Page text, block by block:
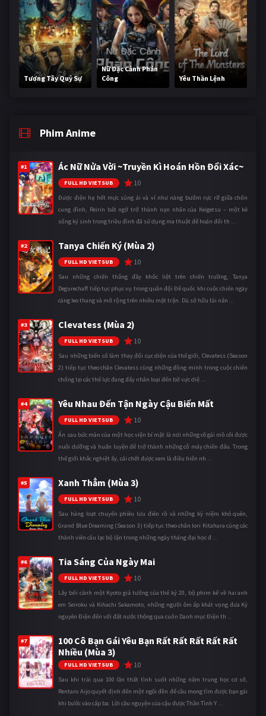
Tương Tây Quỷ Sự
Nữ Đặc Cảnh Phản
Công
Yêu Thần Lệnh
Phim Anime
#1 Ác Nữ Nửa Vời ~Truyền Kì Hoán Hồn Đổi Xác~
FULL HD VIETSUB 10
Được điện hạ hết mực sủng ái và ví như nàng bướm rực rỡ giữa chốn
cung đình, Reirin bất ngờ trở thành nạn nhân của Keigetsu – một kẻ
sống ký sinh trong triều đình đã sử dụng ma thuật để hoán đổi th ...
#2 Tanya Chiến Ký (Mùa 2)
FULL HD VIETSUB 10
Sau những chiến thắng đầy khốc liệt trên chiến trường, Tanya
Degurechaff tiếp tục phục vụ trong quân đội Đế quốc khi cuộc chiến ngày
càng leo thang và mở rộng trên nhiều mặt trận. Dù sở hữu tài năn ...
#3 Clevatess (Mùa 2)
FULL HD VIETSUB 10
Sau những biến cố làm thay đổi cục diện của thế giới, Clevatess (Season
2) tiếp tục theo chân Clevatess cùng những đồng minh trong cuộc chiến
chống lại các thế lực đang đẩy nhân loại đến bờ vực diệ ...
#4 Yêu Nhau Đến Tận Ngày Cậu Biến Mất
FULL HD VIETSUB 10
Ẩn sau bức màn của một học viện bí mật là nơi những cô gái mồ côi được
nuôi dưỡng và huấn luyện để trở thành những cỗ máy chiến đấu. Trong
thế giới khắc nghiệt ấy, cái chết được xem là điều hiển nh ...
#5 Xanh Thẳm (Mùa 3)
FULL HD VIETSUB 10
Sau hàng loạt chuyến phiêu lưu điên rồ và những kỷ niệm khó quên,
Grand Blue Dreaming (Season 3) tiếp tục theo chân Iori Kitahara cùng các
thành viên câu lạc bộ lặn trong những ngày tháng đại học đ ...
#6 Tia Sáng Của Ngày Mai
FULL HD VIETSUB 10
Lấy bối cảnh một Kyoto giả tưởng của thế kỷ 20, bộ phim kể về hai anh
em Seiroku và Kihachi Sakamoto, những người ôm ấp khát vọng đưa Kỷ
nguyên Điện đến với đất nước thông qua cuốn Danh mục Điện th ...
#7
100 Cô Bạn Gái Yêu Bạn Rất Rất Rất Rất Rất
Nhiều (Mùa 3)
FULL HD VIETSUB 10
Sau khi trải qua 100 lần thất tình suốt những năm trung học cơ sở,
Rentaro Aijo quyết định đến một ngôi đền để cầu mong tìm được bạn gái
khi bước vào cấp ba. Lời cầu nguyện của cậu được Thần Tình Y ...